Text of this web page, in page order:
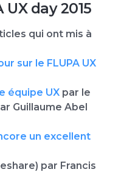
day 2015
qui ont mis à
sur le FLUPA UX
équipe UX par le
Guillaume Abel
un excellent
par Francis